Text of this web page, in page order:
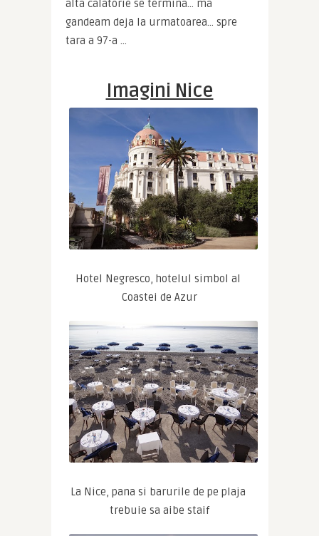
alta calatorie se termina… ma
gandeam deja la urmatoarea… spre
tara a 97-a …
Imagini Nice
Hotel Negresco, hotelul simbol al
Coastei de Azur
La Nice, pana si barurile de pe plaja
trebuie sa aibe staif